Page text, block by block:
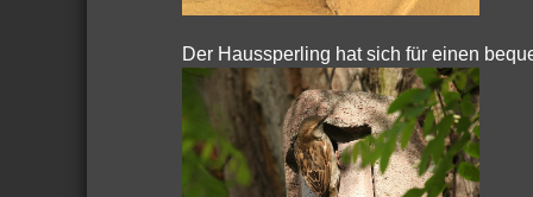
Der Haussperling hat sich für einen